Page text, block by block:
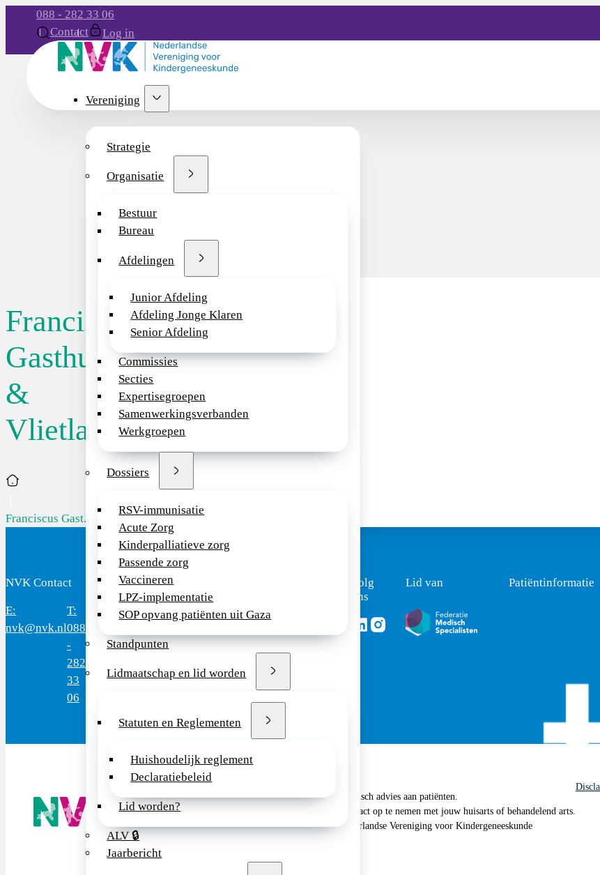
088 - 282 33 06
Contact
Log in
Vereniging
Strategie
Organisatie
Bestuur
Bureau
Afdelingen
Junior Afdeling
Afdeling Jonge Klaren
Senior Afdeling
Commissies
Secties
Expertisegroepen
Samenwerkingsverbanden
Werkgroepen
Dossiers
RSV-immunisatie
Acute Zorg
Kinderpalliatieve zorg
Passende zorg
Vaccineren
LPZ-implementatie
SOP opvang patiënten uit Gaza
Standpunten
Lidmaatschap en lid worden
Statuten en Reglementen
Huishoudelijk reglement
Declaratiebeleid
Lid worden?
ALV 🔒
Jaarbericht
Franciscus
Gasthuis
&
Vlietland
Home
Franciscus Gast...
NVK Contact
E:
nvk@nvk.nl
T:
088
-
282
33
06
Bereikbaar:
uur
DomusMercatorlaan
Utrecht
Volg
ons
Volg ons via Linkedin
Volg ons via Instagram
Lid van Patiëntinformatie
De NVK geeft geen medisch advies aan patiënten.
Wij adviseren je om contact op te nemen met jouw huisarts of behandelend arts.
Copyright © 2026, Nederlandse Vereniging voor Kindergeneeskunde